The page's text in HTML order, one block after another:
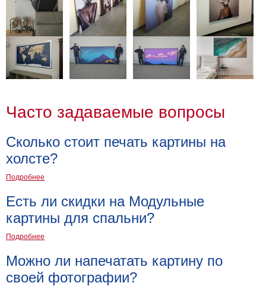
Часто задаваемые вопросы
Сколько стоит печать картины на
холсте?
Подробнее
Есть ли скидки на Модульные
картины для спальни?
Подробнее
Можно ли напечатать картину по
своей фотографии?